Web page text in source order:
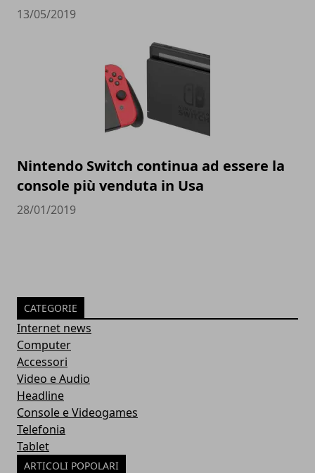
13/05/2019
Nintendo Switch continua ad essere la
console più venduta in Usa
28/01/2019
CATEGORIE
Internet news
Computer
Accessori
Video e Audio
Headline
Console e Videogames
Telefonia
Tablet
ARTICOLI POPOLARI